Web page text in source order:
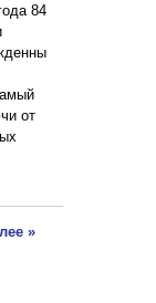
84
от
»